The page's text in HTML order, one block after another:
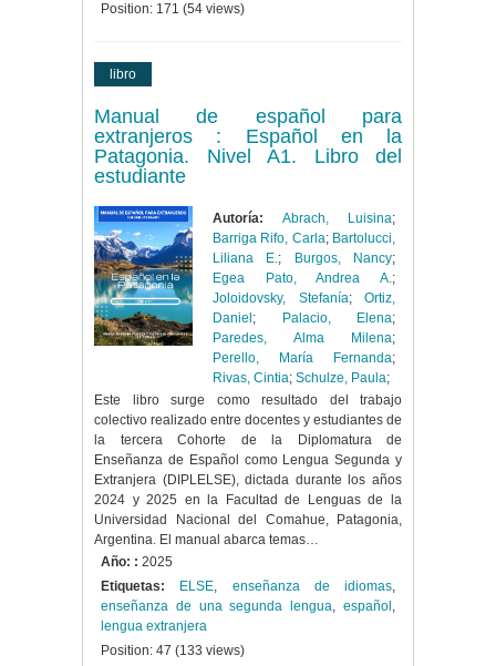
Position: 171 (54 views)
libro
Manual de español para
extranjeros : Español en la
Patagonia. Nivel A1. Libro del
estudiante
Autoría: Abrach, Luisina;
Barriga Rifo, Carla; Bartolucci,
Liliana E.; Burgos, Nancy;
Egea Pato, Andrea A.;
Joloidovsky, Stefanía;Ortiz,
Daniel ; Palacio, Elena;
Paredes, Alma Milena;
Perello, María Fernanda;
Rivas, Cintia;Schulze, Paula;
Este libro surge como resultado del trabajo
colectivo realizado entre docentes y estudiantes de
la tercera Cohorte de la Diplomatura de
Enseñanza de Español como Lengua Segunda y
Extranjera (DIPLELSE), dictada durante los años
2024 y 2025 en la Facultad de Lenguas de la
Universidad Nacional del Comahue, Patagonia,
Argentina. El manual abarca temas…
Año: : 2025
Etiquetas:
ELSE, enseñanza de idiomas,
enseñanza de una segunda lengua,español ,
lengua extranjera
Position: 47 (133 views)